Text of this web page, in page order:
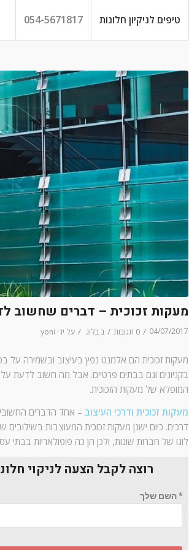
טיפים לניקיון חלונות 054-5671817
מעקות זכוכית – דברים שחשוב
04/07/2017
/ 0 תגובות / בבלוג / על ידי yoni
מעקות זכוכית הם אלמנט נפץ בעיצוב ובשמירה על
בקניונים וגם בבתים פרטיים. אבל מה חשוב לדעת על
המופלא של מעקות הזכוכית.
מעקות זכוכית ודרכי העיצוב – אחד הדברים
דרכים. כיום ישנן מעקות זכוכית המעוצבות
לוגו של חברות שונות, ולכן הן כה פופולאריות בבתי
רוצה לקבל הצעה לניקוי
* השם שלך